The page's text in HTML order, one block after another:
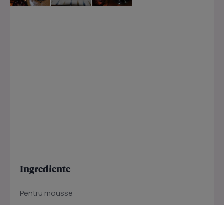
Ingrediente
Pentru mousse